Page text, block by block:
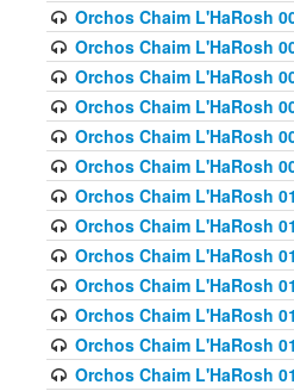
Orchos Chaim L'HaRosh
Orchos Chaim L'HaRosh
Orchos Chaim L'HaRosh
Orchos Chaim L'HaRosh
Orchos Chaim L'HaRosh
Orchos Chaim L'HaRosh
Orchos Chaim L'HaRosh
Orchos Chaim L'HaRosh
Orchos Chaim L'HaRosh
Orchos Chaim L'HaRosh
Orchos Chaim L'HaRosh
Orchos Chaim L'HaRosh
Orchos Chaim L'HaRosh